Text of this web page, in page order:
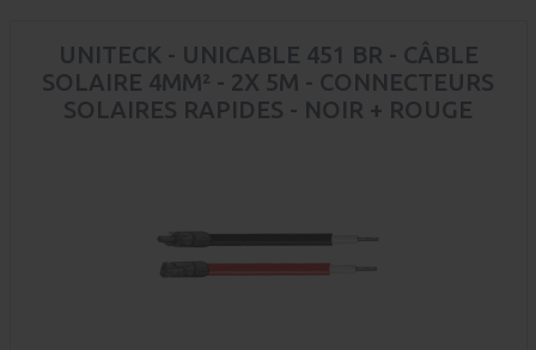
UNITECK - UNICABLE 451 BR - CÂBLE
SOLAIRE 4MM² - 2X 5M - CONNECTEURS
SOLAIRES RAPIDES - NOIR + ROUGE